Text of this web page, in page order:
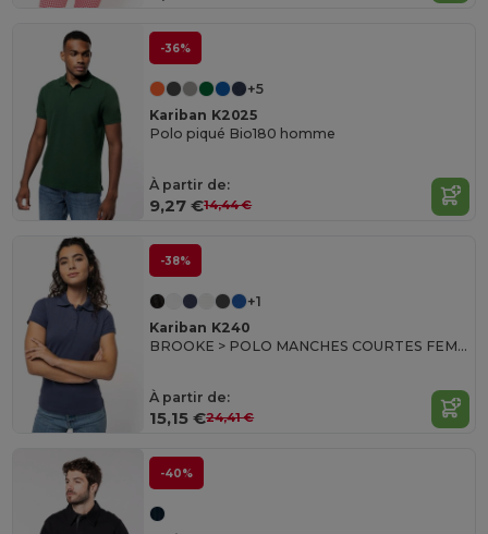
-36%
+5
Kariban K2025
Polo piqué Bio180 homme
À partir de:
9,27 €14,44 €
-38%
+1
Kariban K240
BROOKE > POLO MANCHES COURTES FEMME
À partir de:
15,15 €24,41 €
-40%